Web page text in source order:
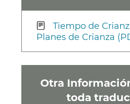
Tiempo de
Planes de Crianza
Otra
toda